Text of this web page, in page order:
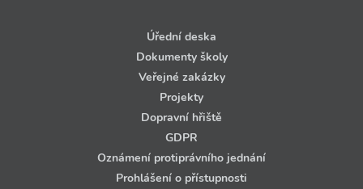
Úřední deska
Dokumenty školy
Veřejné zakázky
Projekty
Dopravní hřiště
GDPR
Oznámení protiprávního jednání
Prohlášení o přístupnosti